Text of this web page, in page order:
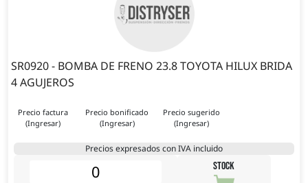
SR0920 - BOMBA DE FRENO 23.8 TOYOTA HILUX BRIDA
4 AGUJEROS
Precio factura
(Ingresar)
Precio bonificado
(Ingresar)
Precio sugerido
(Ingresar)
Precios expresados con IVA incluido
STOCK